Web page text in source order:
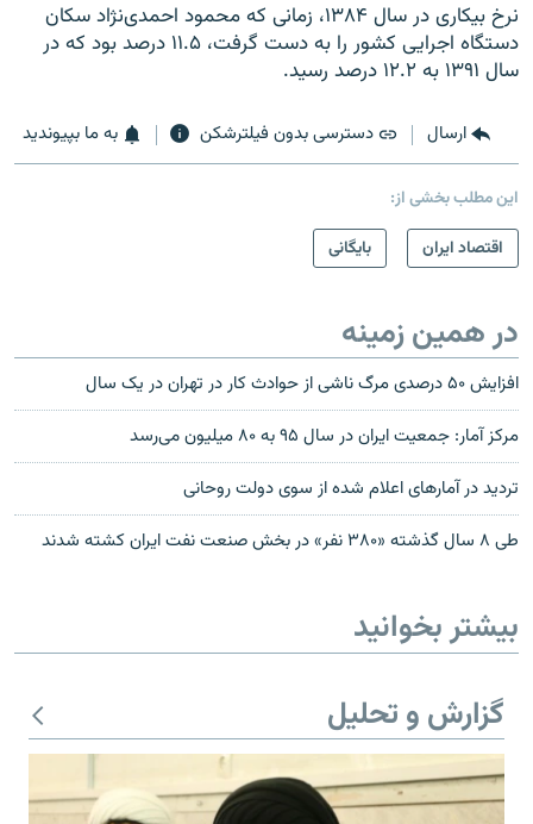
نرخ بيکاری در سال ۱۳۸۴، زمانی که محمود احمدی‌نژاد سکان
دستگاه اجرايی کشور را به دست گرفت، ۱۱.۵ درصد بود که در
سال ۱۳۹۱ به ۱۲.۲ درصد رسيد.
ارسال دسترسی بدون فیلترشکن به ما بپیوندید
این مطلب بخشی از:
اقتصاد ایران
بایگانی
در همین زمینه
افزایش ۵۰ درصدی مرگ ناشی از حوادث کار در تهران در یک سال
مرکز آمار: جمعیت ایران در سال ۹۵ به ۸۰ میلیون می‌رسد
تردید در آمارهای اعلام شده از سوی دولت روحانی
طی ۸ سال گذشته «۳۸۰ نفر» در بخش صنعت نفت ایران کشته شدند
بیشتر بخوانید
گزارش و تحلیل